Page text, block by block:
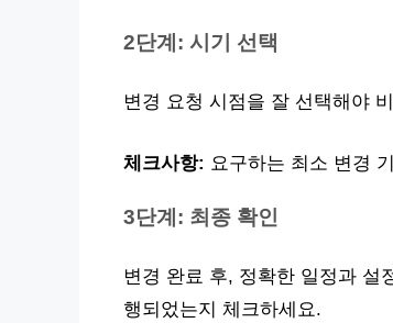
2단계: 시기 선택
변경 요청 시점을 잘 선택해야
체크사항: 요구하는 최소 변경
3단계: 최종 확인
변경 완료 후, 정확한 일정과 설
행되었는지 체크하세요.